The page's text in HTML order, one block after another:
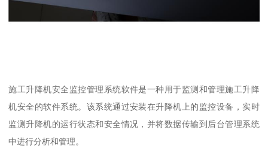
施工升降机安全监控管理系统软件是一种用于监测和管理施工升降
机安全的软件系统。该系统通过安装在升降机上的监控设备，实时
监测升降机的运行状态和安全情况，并将数据传输到后台管理系统
中进行分析和管理。